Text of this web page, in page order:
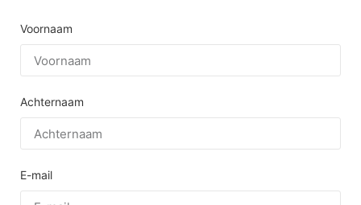
Voornaam
Achternaam
E-mail